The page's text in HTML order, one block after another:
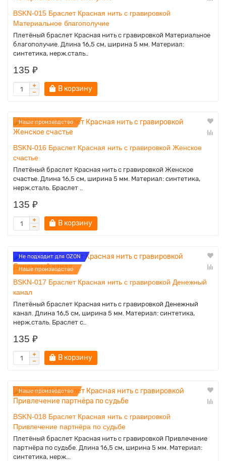
BSKN-015 Браслет Красная нить с гравировкой
Материальное благополучие
Плетёный браслет Красная нить с гравировкой Материальное
благополучие. Длина 16,5 см, ширина 5 мм. Материал:
синтетика, нерж.сталь..
135 ₽
В корзину
Наше производство
BSKN-016 Браслет Красная нить с гравировкой Женское
счастье
Плетёный браслет Красная нить с гравировкой Женское
счастье. Длина 16,5 см, ширина 5 мм. Материал: синтетика,
нерж.сталь. Браслет ..
135 ₽
В корзину
Не подходит для OZON
Наше производство
BSKN-017 Браслет Красная нить с гравировкой Денежный
канал
Плетёный браслет Красная нить с гравировкой Денежный
канал. Длина 16,5 см, ширина 5 мм. Материал: синтетика,
нерж.сталь. Браслет с..
135 ₽
В корзину
Наше производство
BSKN-018 Браслет Красная нить с гравировкой
Привлечение партнёра по судьбе
Плетёный браслет Красная нить с гравировкой Привлечение
партнёра по судьбе. Длина 16,5 см, ширина 5 мм. Материал:
синтетика, нерж...